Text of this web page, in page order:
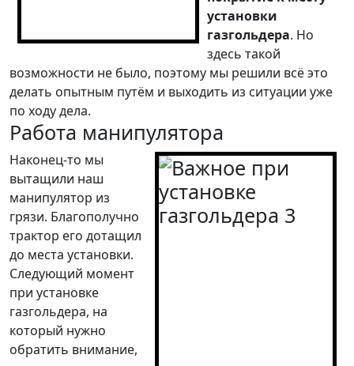
установки
газгольдера. Но
здесь такой
возможности не было, поэтому мы решили всё это
делать опытным путём и выходить из ситуации уже
по ходу дела.
Работа манипулятора
Наконец-то мы
вытащили наш
манипулятор из
грязи. Благополучно
трактор его дотащил
до места установки.
Следующий момент
при установке
газгольдера, на
который нужно
обратить внимание,